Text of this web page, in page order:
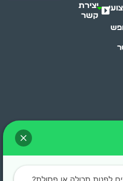
יצירת
קשר